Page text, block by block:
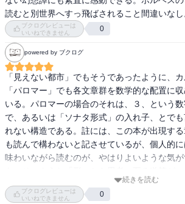
読むと別世界へすっ飛ばされること間違いなし
ブクログレビューは
いいねできません
0
powered by ブクログ
「見えない都市」でもそうであったように、
「パロマー」でも各文章群を数学的な配置に
いる。パロマーの場合のそれは、３、という
で、あるいは「ソナタ形式」の入れ子、とで
れない構造である。註には、この本が出現す
も読んで構わないと記させているが、個人的
味わいながら読むのが、やはりよいような気
なのだろうか。
続きを読む
ブクログレビューは
いいねできません
0